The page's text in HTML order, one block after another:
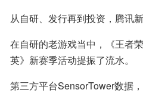
从自研、发行再到投资，腾讯
在自研的老游戏当中，《王者
英》新赛季活动提振了流水。
第三方平台SensorTower数据